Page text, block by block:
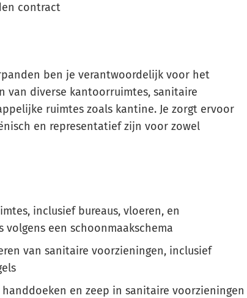
contract
ben je verantwoordelijk voor het
van diverse kantoorruimtes, sanitaire
ruimtes zoals kantine. Je zorgt ervoor
en representatief zijn voor zowel
inclusief bureaus, vloeren, en
een schoonmaakschema
van sanitaire voorzieningen, inclusief
en zeep in sanitaire voorzieningen